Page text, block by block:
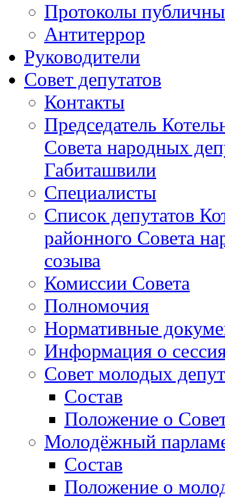
Протоколы
Антитеррор
Руководители
Совет депутатов
Контакты
Председатель
Совета народных
Габиташвили
Специалисты
Список депутатов
районного Совета
созыва
Комиссии Совета
Полномочия
Нормативные
Информация о
Совет молодых
Состав
Положение о
Молодёжный
Состав
Положение о